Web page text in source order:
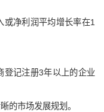
净利润平均增长率在1
记注册3年以上的企业
市场发展规划。